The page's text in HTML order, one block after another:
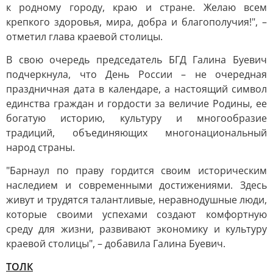
к родному городу, краю и стране. Желаю всем
крепкого здоровья, мира, добра и благополучия!", –
отметил глава краевой столицы.
В свою очередь председатель БГД Галина Буевич
подчеркнула, что День России – не очередная
праздничная дата в календаре, а настоящий символ
единства граждан и гордости за величие Родины, ее
богатую историю, культуру и многообразие
традиций, объединяющих многонациональный
народ страны.
"Барнаул по праву гордится своим историческим
наследием и современными достижениями. Здесь
живут и трудятся талантливые, неравнодушные люди,
которые своими успехами создают комфортную
среду для жизни, развивают экономику и культуру
краевой столицы", – добавила Галина Буевич.
ТОЛК